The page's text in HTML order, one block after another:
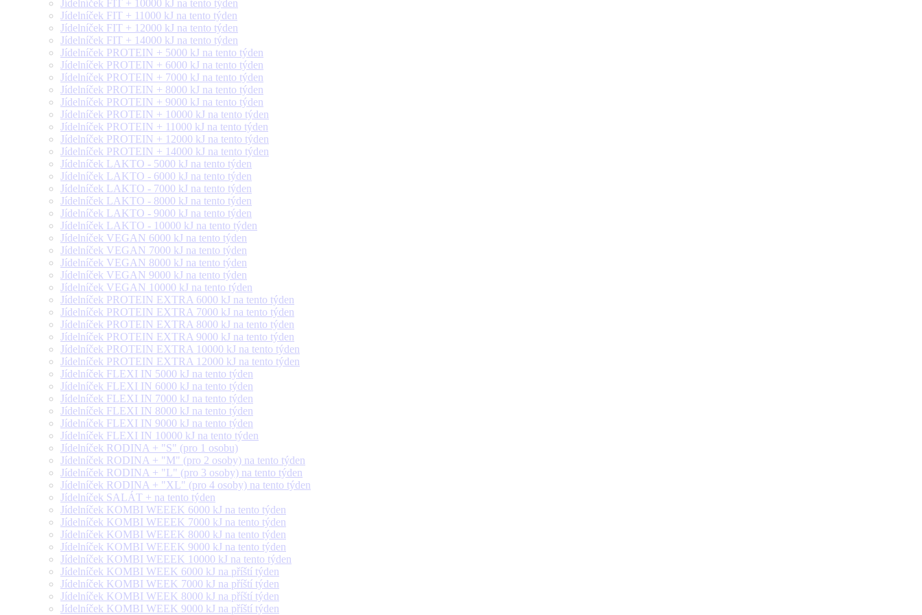
Jídelníček FIT + 10000 kJ na tento týden
Jídelníček FIT + 11000 kJ na tento týden
Jídelníček FIT + 12000 kJ na tento týden
Jídelníček FIT + 14000 kJ na tento týden
Jídelníček PROTEIN + 5000 kJ na tento týden
Jídelníček PROTEIN + 6000 kJ na tento týden
Jídelníček PROTEIN + 7000 kJ na tento týden
Jídelníček PROTEIN + 8000 kJ na tento týden
Jídelníček PROTEIN + 9000 kJ na tento týden
Jídelníček PROTEIN + 10000 kJ na tento týden
Jídelníček PROTEIN + 11000 kJ na tento týden
Jídelníček PROTEIN + 12000 kJ na tento týden
Jídelníček PROTEIN + 14000 kJ na tento týden
Jídelníček LAKTO - 5000 kJ na tento týden
Jídelníček LAKTO - 6000 kJ na tento týden
Jídelníček LAKTO - 7000 kJ na tento týden
Jídelníček LAKTO - 8000 kJ na tento týden
Jídelníček LAKTO - 9000 kJ na tento týden
Jídelníček LAKTO - 10000 kJ na tento týden
Jídelníček VEGAN 6000 kJ na tento týden
Jídelníček VEGAN 7000 kJ na tento týden
Jídelníček VEGAN 8000 kJ na tento týden
Jídelníček VEGAN 9000 kJ na tento týden
Jídelníček VEGAN 10000 kJ na tento týden
Jídelníček PROTEIN EXTRA 6000 kJ na tento týden
Jídelníček PROTEIN EXTRA 7000 kJ na tento týden
Jídelníček PROTEIN EXTRA 8000 kJ na tento týden
Jídelníček PROTEIN EXTRA 9000 kJ na tento týden
Jídelníček PROTEIN EXTRA 10000 kJ na tento týden
Jídelníček PROTEIN EXTRA 12000 kJ na tento týden
Jídelníček FLEXI IN 5000 kJ na tento týden
Jídelníček FLEXI IN 6000 kJ na tento týden
Jídelníček FLEXI IN 7000 kJ na tento týden
Jídelníček FLEXI IN 8000 kJ na tento týden
Jídelníček FLEXI IN 9000 kJ na tento týden
Jídelníček FLEXI IN 10000 kJ na tento týden
Jídelníček RODINA + "S" (pro 1 osobu)
Jídelníček RODINA + "M" (pro 2 osoby) na tento týden
Jídelníček RODINA + "L" (pro 3 osoby) na tento týden
Jídelníček RODINA + "XL" (pro 4 osoby) na tento týden
Jídelníček SALÁT + na tento týden
Jídelníček KOMBI WEEEK 6000 kJ na tento týden
Jídelníček KOMBI WEEEK 7000 kJ na tento týden
Jídelníček KOMBI WEEEK 8000 kJ na tento týden
Jídelníček KOMBI WEEEK 9000 kJ na tento týden
Jídelníček KOMBI WEEEK 10000 kJ na tento týden
Jídelníček KOMBI WEEK 6000 kJ na příští týden
Jídelníček KOMBI WEEK 7000 kJ na příští týden
Jídelníček KOMBI WEEK 8000 kJ na příští týden
Jídelníček KOMBI WEEK 9000 kJ na příští týden